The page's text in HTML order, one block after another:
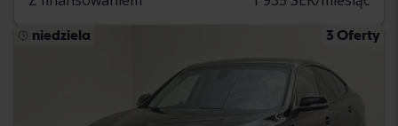
niedziela 3 Oferty